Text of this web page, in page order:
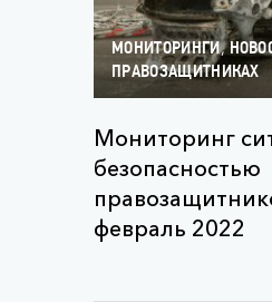
МОНИТОРИНГИ,
ПРАВОЗАЩИТНИКАХ
Мониторинг
безопасностью
февраль 2022